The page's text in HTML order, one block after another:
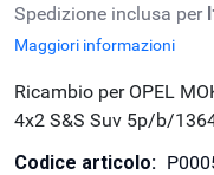
Spedizione inclusa per
Maggiori informazioni
Ricambio per OPEL
4x2 S&S Suv 5p/b/
Codice articolo: